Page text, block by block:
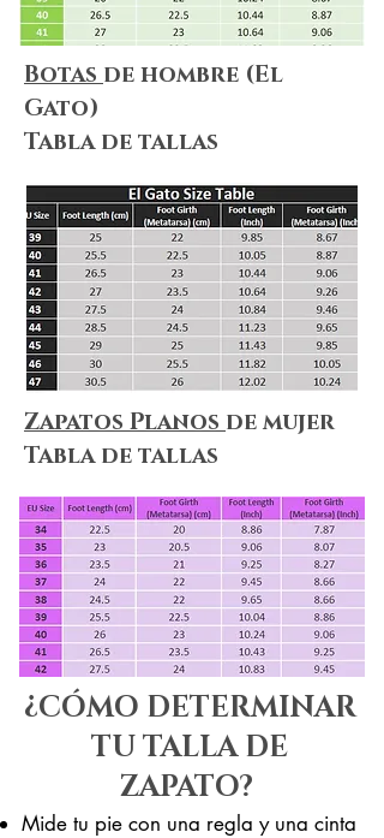
Botas de hombre (El
Gato)
Tabla de tallas
Zapatos Planos de mujer
Tabla de tallas
¿CÓMO DETERMINAR
TU TALLA DE
ZAPATO?
Mide tu pie con una regla y una cinta